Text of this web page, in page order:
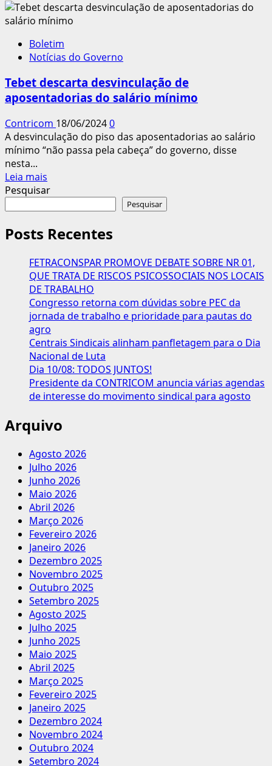
STF
retoma
dia
20
mês
julgamento
revisão
da
vida
Boletim
Notícias do Governo
Tebet descarta desvinculação de
aposentadorias do salário mínimo
Contricom 18/06/20240
A desvinculação do piso das aposentadorias ao salário
mínimo “não passa pela cabeça” do governo, disse
nesta...
Leia mais
mais
descarta
desvinculação
de
aposentadorias
do
salário
mínimo
Pesquisar
Pesquisar
Posts Recentes
FETRACONSPAR PROMOVE DEBATE SOBRE NR 01,
QUE TRATA DE RISCOS PSICOSSOCIAIS NOS LOCAIS
DE TRABALHO
Congresso retorna com dúvidas sobre PEC da
jornada de trabalho e prioridade para pautas do
agro
Centrais Sindicais alinham panfletagem para o Dia
Nacional de Luta
Dia 10/08: TODOS JUNTOS!
Presidente da CONTRICOM anuncia várias agendas
de interesse do movimento sindical para agosto
Arquivo
Agosto 2026
Julho 2026
Junho 2026
Maio 2026
Abril 2026
Março 2026
Fevereiro 2026
Janeiro 2026
Dezembro 2025
Novembro 2025
Outubro 2025
Setembro 2025
Agosto 2025
Julho 2025
Junho 2025
Maio 2025
Abril 2025
Março 2025
Fevereiro 2025
Janeiro 2025
Dezembro 2024
Novembro 2024
Outubro 2024
Setembro 2024